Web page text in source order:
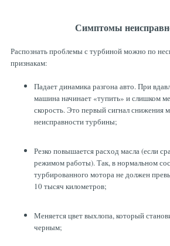
Симптомы
Распознать проблемы с турбиной можно по
признакам:
Падает динамика разгона авто. При
машина начинает «тупить» и слишком
скорость. Это первый сигнал снижения
неисправности турбины;
Резко повышается расход масла (если
режимом работы). Так, в нормальном
турбированного мотора не должен
10 тысяч километров;
Меняется цвет выхлопа, который
черным;